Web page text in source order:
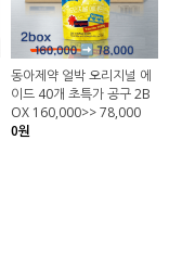
동아제약 얼박 오리지널 에
이드 40개 초특가 공구 2B
OX 160,000>> 78,000
0원